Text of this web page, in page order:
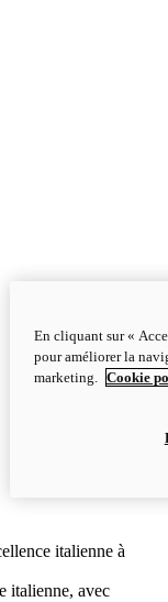
italienne à
italienne, avec
En cliquant sur «
pour améliorer la
marketing.
Cookie